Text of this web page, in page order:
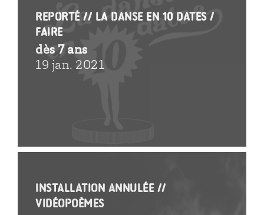
Reporté // La danse en 10 dates /
Faire
dès 7 ans
19 jan. 2021
Installation annulée //
Vidéopoèmes